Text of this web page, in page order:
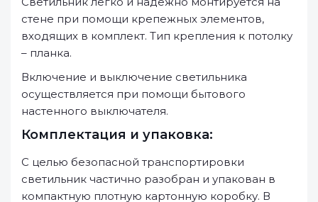
стене при помощи крепежных элементов,
входящих в комплект. Тип крепления к потолку
– планка.
Включение и выключение светильника
осуществляется при помощи бытового
настенного выключателя.
Комплектация и упаковка:
С целью безопасной транспортировки
светильник частично разобран и упакован в
компактную плотную картонную коробку. В